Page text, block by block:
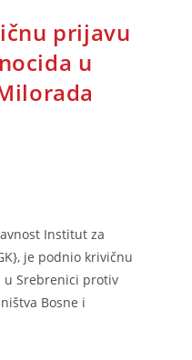
prijavu
u
Institut za
je podnio krivičnu
u Srebrenici protiv
Bosne i